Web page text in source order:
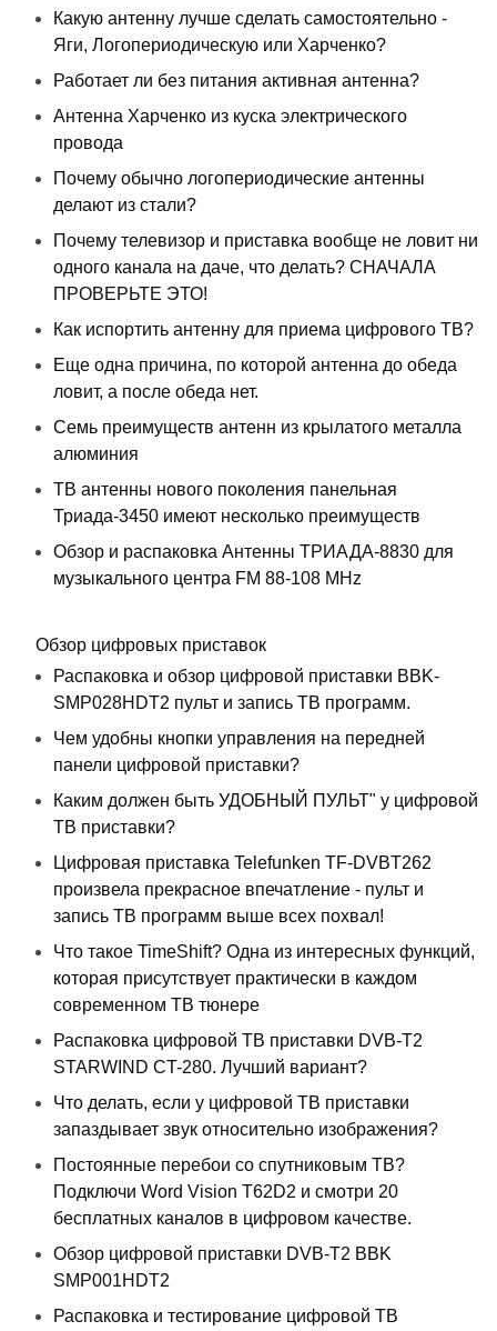
Какую антенну лучше сделать самостоятельно -
Яги, Логопериодическую или Харченко?
Работает ли без питания активная антенна?
Антенна Харченко из куска электрического
провода
Почему обычно логопериодические антенны
делают из стали?
Почему телевизор и приставка вообще не ловит ни
одного канала на даче, что делать? СНАЧАЛА
ПРОВЕРЬТЕ ЭТО!
Как испортить антенну для приема цифрового ТВ?
Еще одна причина, по которой антенна до обеда
ловит, а после обеда нет.
Семь преимуществ антенн из крылатого металла
алюминия
ТВ антенны нового поколения панельная
Триада-3450 имеют несколько преимуществ
Обзор и распаковка Антенны ТРИАДА-8830 для
музыкального центра FM 88-108 MHz
Обзор цифровых приставок
Распаковка и обзор цифровой приставки BBK-
SMP028HDT2 пульт и запись ТВ программ.
Чем удобны кнопки управления на передней
панели цифровой приставки?
Каким должен быть УДОБНЫЙ ПУЛЬТ" у цифровой
ТВ приставки?
Цифровая приставка Telefunken TF-DVBT262
произвела прекрасное впечатление - пульт и
запись ТВ программ выше всех похвал!
Что такое TimeShift? Одна из интересных функций,
которая присутствует практически в каждом
современном ТВ тюнере
Распаковка цифровой ТВ приставки DVB-T2
STARWIND CT-280. Лучший вариант?
Что делать, если у цифровой ТВ приставки
запаздывает звук относительно изображения?
Постоянные перебои со спутниковым ТВ?
Подключи Word Vision T62D2 и смотри 20
бесплатных каналов в цифровом качестве.
Обзор цифровой приставки DVB-T2 BBK
SMP001HDT2
Распаковка и тестирование цифровой ТВ